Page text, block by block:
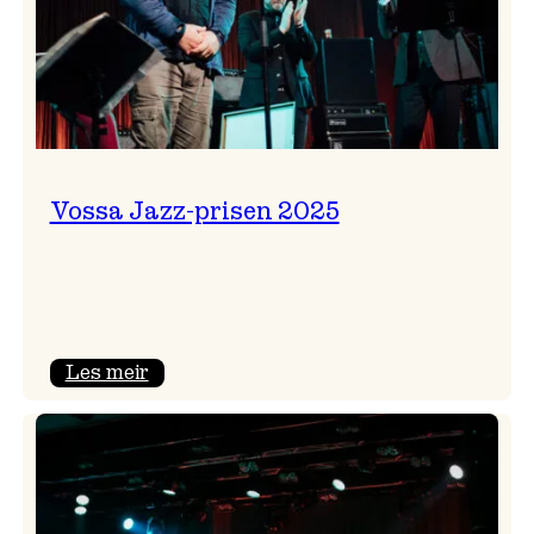
Vossa Jazz-prisen 2025
Les meir:
prisen
2025